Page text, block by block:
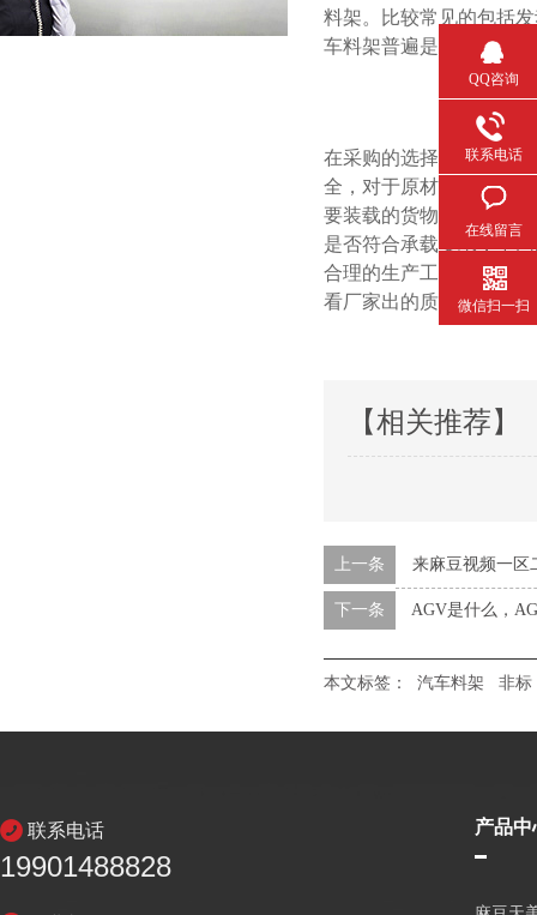
料架。比较常见的包括
车料架普遍是非标品，那
在采购的选择上，往
全，对于原材料的坚硬
要装载的货物有多重，
是否符合承载要求，不同
合理的生产工艺能够使得
看厂家出的质检报告，
【相关推荐】
上一条 来麻豆视频一区
下一条 AGV是什么，
本文标签： 汽车料架 非标
联系电话
19901488828
产品中
QQ咨询
联系电话
在线留言
微信扫一扫